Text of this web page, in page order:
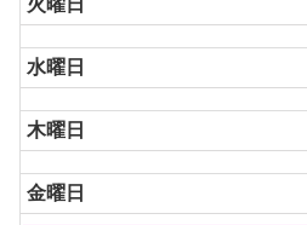
火曜日
水曜日
木曜日
金曜日